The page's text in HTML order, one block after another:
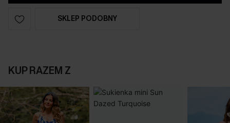
SKLEP PODOBNY
KUP RAZEM Z